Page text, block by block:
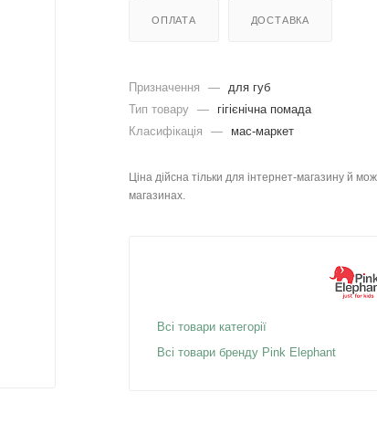
ОПЛАТА ДОСТАВКА
Призначення —
для губ
Тип товару —
гігієнічна помада
Класифікація
— мас-маркет
Ціна дійсна тільки для інтернет-магазину й
магазинах.
Всі товари категорії
Всі товари бренду Pink Elephant